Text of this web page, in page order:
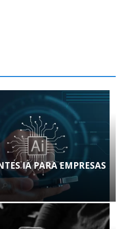
IA PARA EMPRESAS